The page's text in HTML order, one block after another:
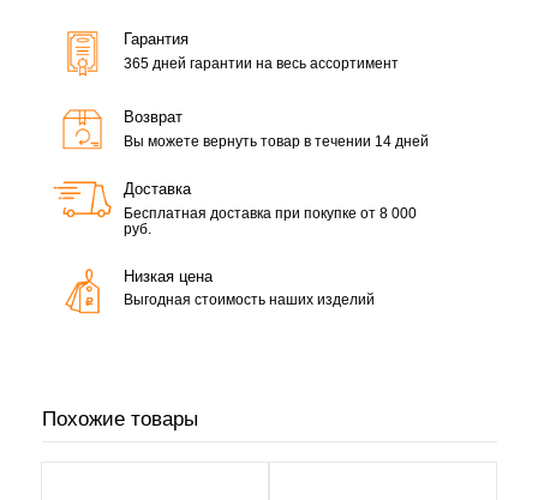
Гарантия
365 дней гарантии на весь ассортимент
Возврат
Вы можете вернуть товар в течении 14 дней
Доставка
Бесплатная доставка при покупке от 8 000
руб.
Низкая цена
Выгодная стоимость наших изделий
Похожие товары